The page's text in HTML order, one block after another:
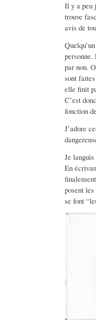
Il y a peu
trouve
avis de
personne.
par non.
sont
elle finit
C’est
fonction
J’adore
Je
En
posent
se font